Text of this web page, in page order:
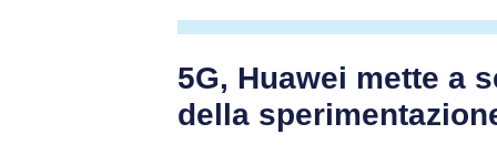
5G, Huawei mette a
della